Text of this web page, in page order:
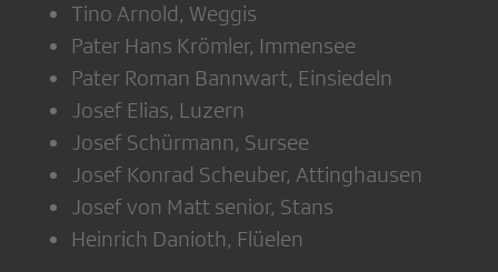
Tino Arnold, Weggis
Pater Hans Krömler, Immensee
Pater Roman Bannwart, Einsiedeln
Josef Elias, Luzern
Josef Schürmann, Sursee
Josef Konrad Scheuber, Attinghausen
Josef von Matt senior, Stans
Heinrich Danioth, Flüelen